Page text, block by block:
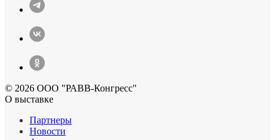
© 2026 ООО "РАВВ-Конгресс"
О выставке
Партнеры
Новости